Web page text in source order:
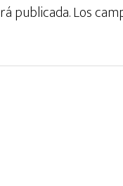
publicada.Los